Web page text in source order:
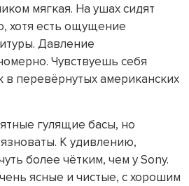
мягкая. На ушах сидят
хотя есть ощущение
Давление
Чувствуешь себя
в перевёрнутых американских
гулящие басы, но
К удивлению,
более чётким, чем у Sony.
ясные и чистые, с хорошим